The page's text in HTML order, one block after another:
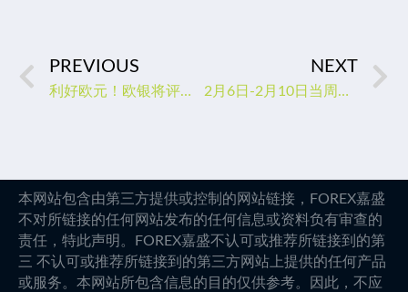
PREVIOUS
利好欧元！欧银将评估货币政策后续路径，有专家预测加息时间超预期
NEXT
2月6日-2月10日当周重点数据和大事件前瞻
本网站包含由第三方提供或控制的网站链接，FOREX嘉盛
不对所链接的任何网站发布的任何信息或资料负有审查的
责任，特此声明。FOREX嘉盛不认可或推荐所链接到的第
三 不认可或推荐所链接到的第三方网站上提供的任何产品
或服务。本网站所包含信息的目的仅供参考。因此，不应